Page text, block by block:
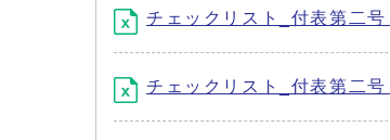
チェックリスト_付表第二
チェックリスト_付表第二